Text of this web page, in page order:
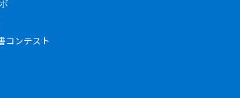
コンテスト